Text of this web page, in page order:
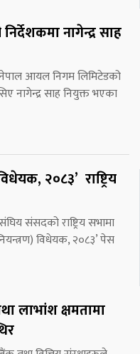
नागेन्द्र साह
आयल निगम लिमिटेडको
नागेन्द्र साह नियुक्त भएका
२०८३’ राष्ट्रिय
संसदको राष्ट्रिय सभामा
विधेयक, २०८३’ पेस
लाभांश क्षमतामा